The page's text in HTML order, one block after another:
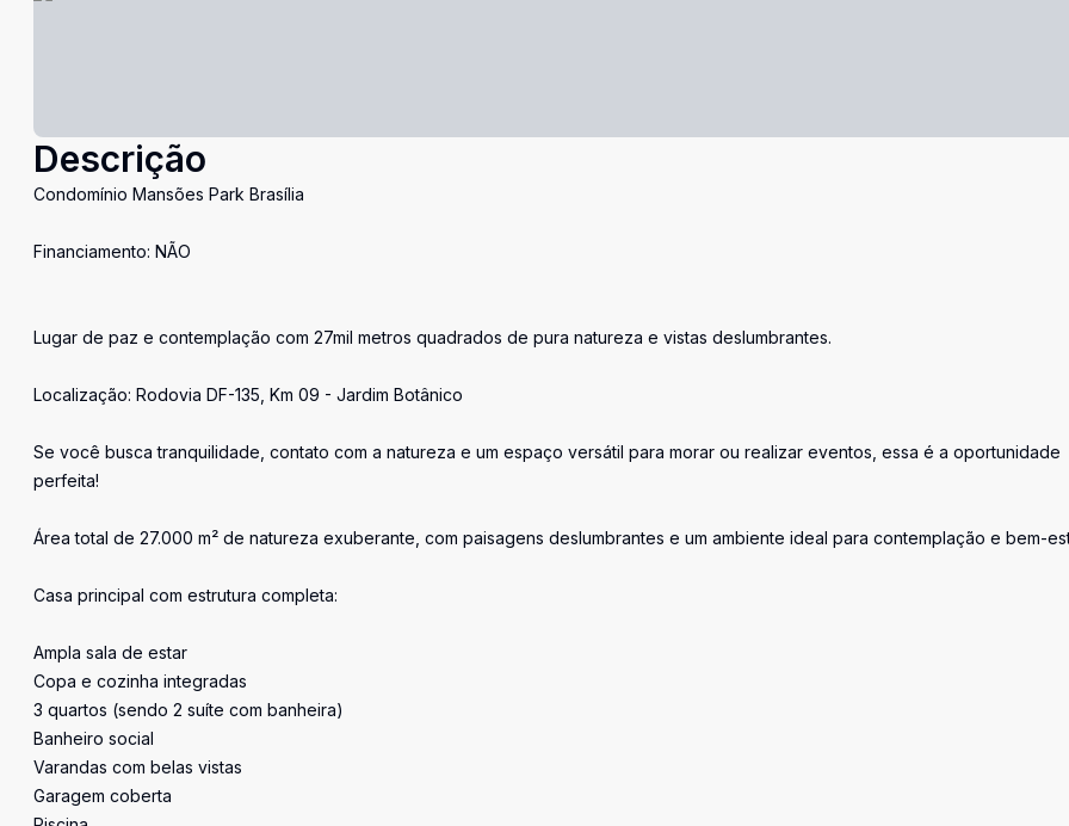
Descrição
Condomínio Mansões Park Brasília
Financiamento: NÃO
Lugar de paz e contemplação com 27mil metros quadrados de pura natureza e vistas deslumbrantes.
Localização: Rodovia DF-135, Km 09 - Jardim Botânico
Se você busca tranquilidade, contato com a natureza e um espaço versátil para morar ou realizar eventos, essa é a oportunidade
perfeita!
Área total de 27.000 m² de natureza exuberante, com paisagens deslumbrantes e um ambiente ideal para contemplação e bem-
Casa principal com estrutura completa:
Ampla sala de estar
Copa e cozinha integradas
3 quartos (sendo 2 suíte com banheira)
Banheiro social
Varandas com belas vistas
Garagem coberta